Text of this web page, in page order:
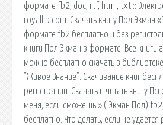
формате fb2, doc, rtf, html, txt ::
royallib.com. Скачать книгу Пол Экман
формате fb2 бесплатно и без
книги Пол Экман в формате. Все книги
можно бесплатно скачать в
"Живое Знание". Скачивание книг
регистрации. Скачать и читать книгу
меня, если сможешь » ( Экман Пол)
бесплатно. Что делать, если не